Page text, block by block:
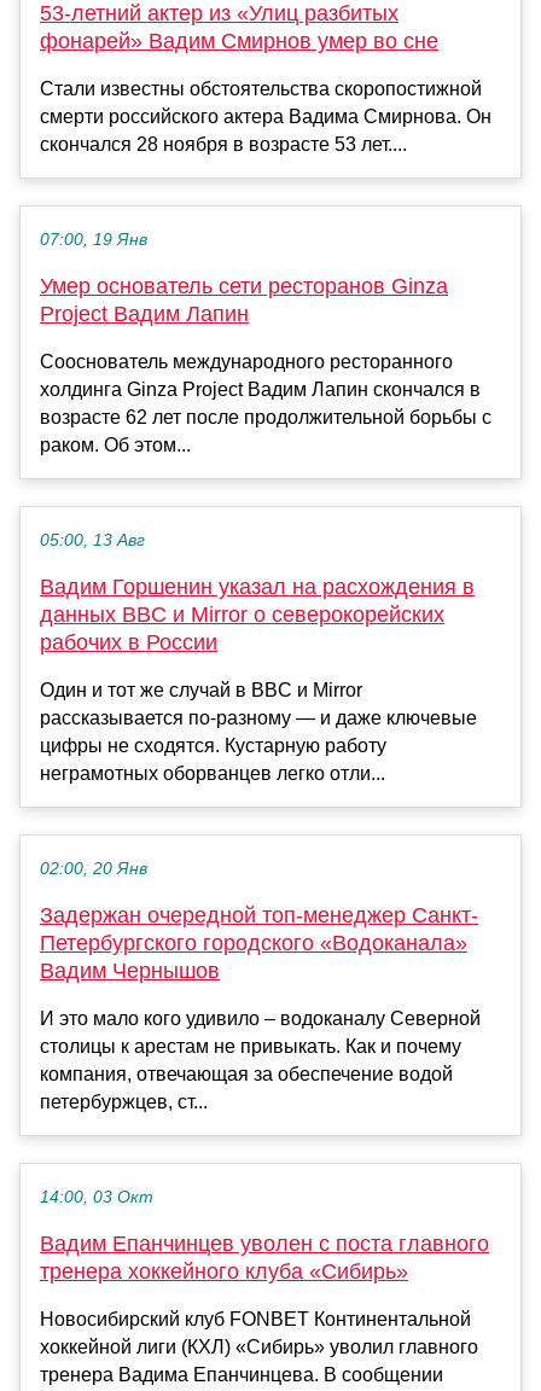
53-летний актер из «Улиц разбитых
фонарей» Вадим Смирнов умер во сне
Стали известны обстоятельства скоропостижной
смерти российского актера Вадима Смирнова. Он
скончался 28 ноября в возрасте 53 лет....
07:00, 19 Янв
Умер основатель сети ресторанов Ginza
Project Вадим Лапин
Сооснователь международного ресторанного
холдинга Ginza Project Вадим Лапин скончался в
возрасте 62 лет после продолжительной борьбы с
раком. Об этом...
05:00, 13 Авг
Вадим Горшенин указал на расхождения в
данных BBC и Mirror о северокорейских
рабочих в России
Один и тот же случай в BBC и Mirror
рассказывается по-разному — и даже ключевые
цифры не сходятся. Кустарную работу
неграмотных оборванцев легко отли...
02:00, 20 Янв
Задержан очередной топ-менеджер Санкт-
Петербургского городского «Водоканала»
Вадим Чернышов
И это мало кого удивило – водоканалу Северной
столицы к арестам не привыкать. Как и почему
компания, отвечающая за обеспечение водой
петербуржцев, ст...
14:00, 03 Окт
Вадим Епанчинцев уволен с поста главного
тренера хоккейного клуба «Сибирь»
Новосибирский клуб FONBET Континентальной
хоккейной лиги (КХЛ) «Сибирь» уволил главного
тренера Вадима Епанчинцева. В сообщении